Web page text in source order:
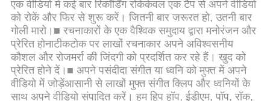
एक वीडियो में कई बार रिकॉर्डिंग रोकेंकेवल एक टैप से अपने वीडियो
को रोकें और फिर से शुरू करें। जितनी बार जरूरत हो, उतनी बार
गोली मारो।■ रचनाकारों के एक वैश्विक समुदाय द्वारा मनोरंजन और
प्रेरित होनाटीकटोक पर लाखों रचनाकार अपने अविश्वसनीय
कौशल और रोजमर्रा की जिंदगी को प्रदर्शित कर रहे हैं। खुद को
प्रेरित होने दें।■ अपने पसंदीदा संगीत या ध्वनि को मुफ्त में अपने
वीडियो में जोड़ेंआसानी से लाखों मुफ्त संगीत क्लिप और ध्वनियों के
साथ अपने वीडियो संपादित करें। हम हिप हॉप, ईडीएम, पॉप, रॉक,